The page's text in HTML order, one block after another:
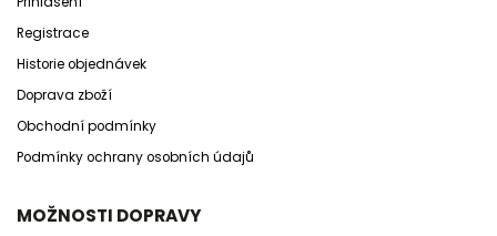
Registrace
Historie objednávek
Doprava zboží
Obchodní podmínky
Podmínky ochrany osobních údajů
MOŽNOSTI DOPRAVY